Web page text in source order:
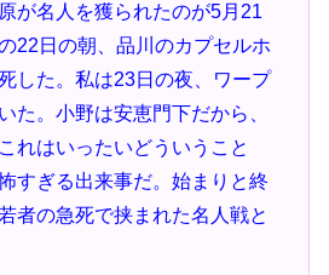
が名人を獲られたのが5月21
22日の朝、品川のカプセルホ
した。私は23日の夜、ワープ
た。小野は安恵門下だから、
れはいったいどういうこと
すぎる出来事だ。始まりと終
者の急死で挟まれた名人戦と